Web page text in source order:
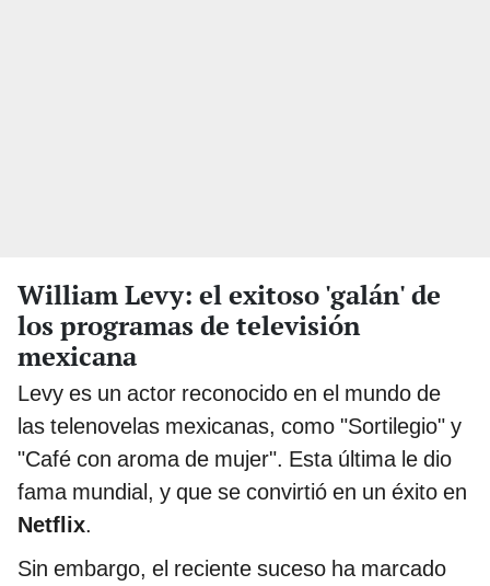
William Levy: el exitoso 'galán' de
los programas de televisión
mexicana
Levy es un actor reconocido en el mundo de
las telenovelas mexicanas, como "Sortilegio" y
"Café con aroma de mujer". Esta última le dio
fama mundial, y que se convirtió en un éxito en
Netflix.
Sin embargo, el reciente suceso ha marcado